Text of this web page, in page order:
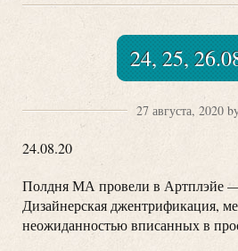
24, 25,
27 августа, 2020
24.08.20
Полдня МА провели в Артплэйе —
Дизайнерская джентрификация,
неожиданностью вписанных в